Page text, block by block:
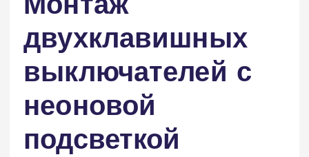
двухклавишных
выключателей с
неоновой
подсветкой